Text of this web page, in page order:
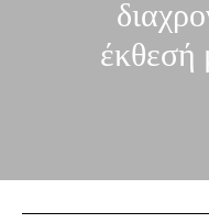
έκθεσή